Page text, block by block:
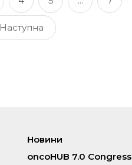
Наступна
Новини
oncoHUB 7.0 Congress